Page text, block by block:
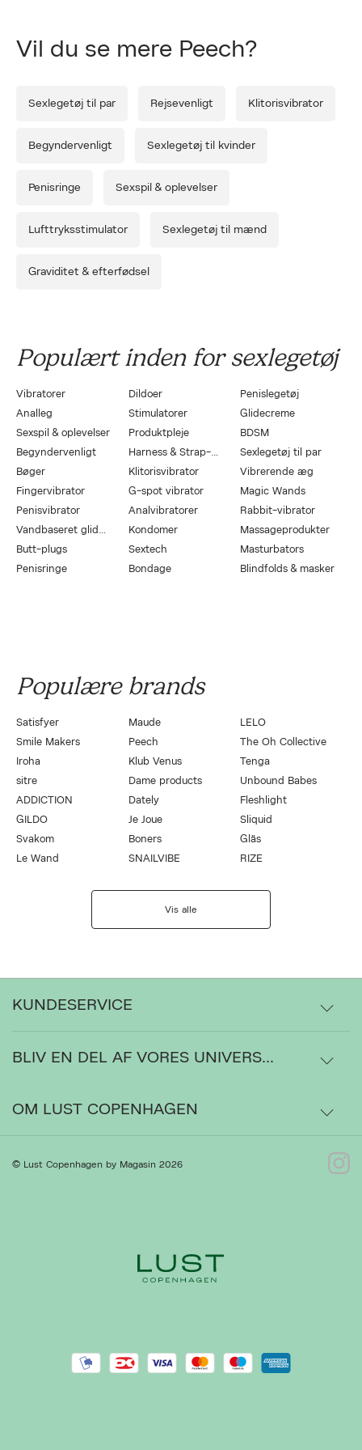
Forrige
Vil du se mere Peech?
Sexlegetøj til par Rejsevenligt Klitorisvibrator
Begyndervenligt Sexlegetøj til kvinder
Penisringe Sexspil & oplevelser
Lufttryksstimulator Sexlegetøj til mænd
Graviditet & efterfødsel
Populært inden for sexlegetøj
Vibratorer Dildoer
Penislegetøj
Analleg
Stimulatorer
Glidecreme
Sexspil & oplevelser
Produktpleje
BDSM
Begyndervenligt
Harness & Strap-On
Sexlegetøj til par
Bøger
Klitorisvibrator
Vibrerende æg
Fingervibrator
G-spot vibrator
Magic Wands
Penisvibrator
Analvibratorer
Rabbit-vibrator
Vandbaseret glidecreme
Kondomer
Massageprodukter
Butt-plugs
Sextech
Masturbators
Penisringe
Bondage Blindfolds & masker
Populære brands
Satisfyer Maude
LELO
Smile Makers
Peech
The Oh Collective
Iroha
Klub Venus
Tenga
sitre
Dame products
Unbound Babes
ADDICTION
Dately
Fleshlight
GILDO
Je Joue
Sliquid
Svakom
Boners
Gläs
Le Wand
SNAILVIBE RIZE
Vis alle
KUNDESERVICE
Levering
Ordrestatus
Gå til Kundeservice
Privatlivspolitik
BLIV EN DEL AF VORES UNIVERS...
OM LUST COPENHAGEN
Om os
© Lust Copenhagen by Magasin 2026